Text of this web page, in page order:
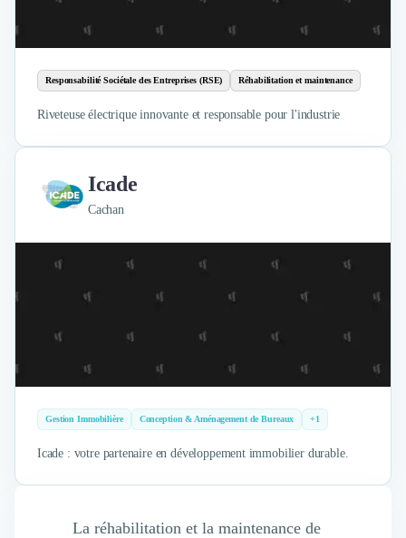
Responsabilité Sociétale des Entreprises (RSE) Réhabilitation et maintenance
Riveteuse électrique innovante et responsable pour l'industrie
Icade
Cachan
Gestion Immobilière Conception & Aménagement de Bureaux +1
Icade : votre partenaire en développement immobilier durable.
La réhabilitation et la maintenance de